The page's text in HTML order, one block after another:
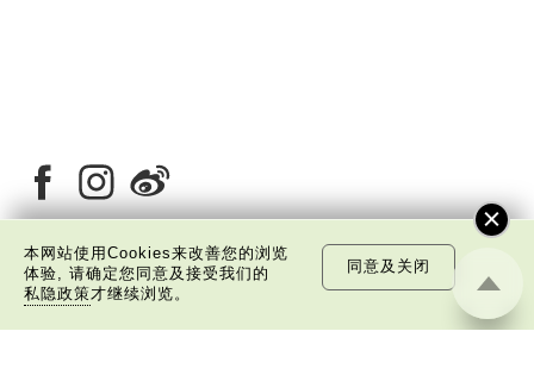
关于我们 版权告示 私隐政策声明 免责声明
本网站使用Cookies来改善您的浏览
体验, 请确定您同意及接受我们的
私隐政策才继续浏览。
同意及关闭